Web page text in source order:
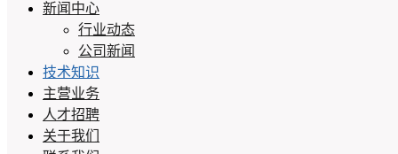
新闻中心
行业动态
公司新闻
技术知识
主营业务
人才招聘
关于我们